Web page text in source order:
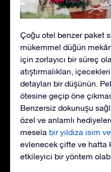
Çoğu otel benzer paket
mükemmel düğün
için zorlayıcı bir süreç
atıştırmalıkları,
detayları bir düşünün.
ötesine geçip öne
Benzersiz dokunuşu
özel ve anlamlı
mesela bir yıldıza isim
evlenecek çifte ve hatta
etkileyici bir yöntem